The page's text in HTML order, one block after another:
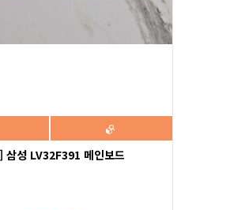
삼성 LV32F391 메인보드